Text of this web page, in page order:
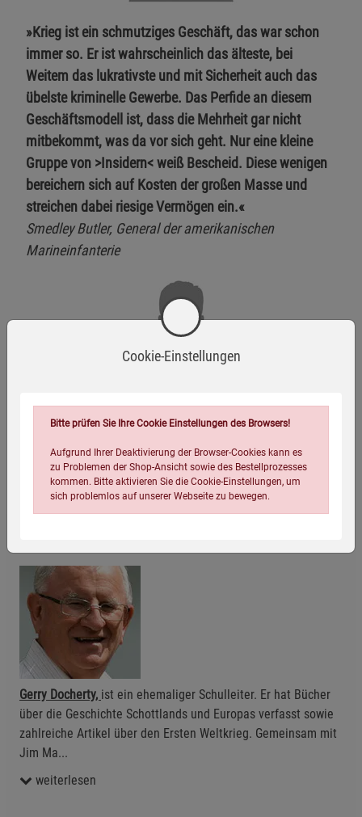
»Krieg ist ein schmutziges Geschäft, das war schon
immer so. Er ist wahrscheinlich das älteste, bei
Weitem das lukrativste und mit Sicherheit auch das
übelste kriminelle Gewerbe. Das Perfide an diesem
Geschäftsmodell ist, dass die Mehrheit gar nicht
mitbekommt, was da vor sich geht. Nur eine kleine
Gruppe von >Insidern< weiß Bescheid. Diese wenigen
bereichern sich auf Kosten der großen Masse und
streichen dabei riesige Vermögen ein.«
Smedley Butler, General der amerikanischen
Marineinfanterie
»Das beste Buch, das ich je über die Gründe für den
Ersten Weltkrieg gelesen habe.«
Nick Kollerstrom, Bestsellerautor
Gerry Docherty, ist ein ehemaliger Schulleiter. Er hat Bücher
über die Geschichte Schottlands und Europas verfasst sowie
zahlreiche Artikel über den Ersten Weltkrieg. Gemeinsam mit
Jim Ma...
weiterlesen
Cookie-Einstellungen
Bitte prüfen Sie Ihre Cookie Einstellungen des Browsers!
Aufgrund Ihrer Deaktivierung der Browser-Cookies kann es
zu Problemen der Shop-Ansicht sowie des Bestellprozesses
kommen. Bitte aktivieren Sie die Cookie-Einstellungen, um
sich problemlos auf unserer Webseite zu bewegen.
Einstellungen speichern für die Gruppe
Notwendige Cookies (5)
Beschreibung Notwendige Cookies